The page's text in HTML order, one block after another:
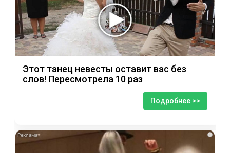
Этот танец невесты оставит вас без
слов! Пересмотрела 10 раз
Подробнее >>
i